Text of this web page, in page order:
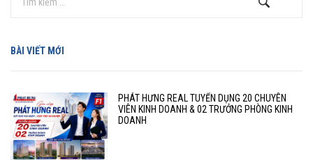
BÀI VIẾT MỚI
PHÁT HƯNG REAL TUYỂN DỤNG 20 CHUYÊN
VIÊN KINH DOANH & 02 TRƯỞNG PHÒNG KINH
DOANH